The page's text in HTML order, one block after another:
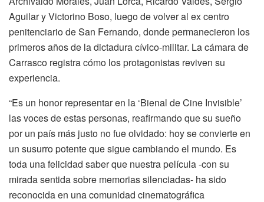
Aguilar y Victorino Boso, luego de volver al ex centro
penitenciario de San Fernando, donde permanecieron los
primeros años de la dictadura cívico-militar. La cámara de
Carrasco registra cómo los protagonistas reviven su
experiencia.
“Es un honor representar en la ‘Bienal de Cine Invisible’
las voces de estas personas, reafirmando que su sueño
por un país más justo no fue olvidado: hoy se convierte en
un susurro potente que sigue cambiando el mundo. Es
toda una felicidad saber que nuestra película -con su
mirada sentida sobre memorias silenciadas- ha sido
reconocida en una comunidad cinematográfica